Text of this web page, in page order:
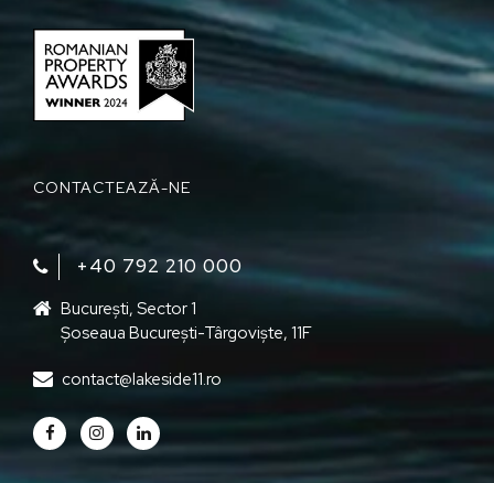
CONTACTEAZĂ-NE
+40 792 210 000‬
București, Sector 1
Șoseaua București-Târgoviște, 11F
contact@lakeside11.ro